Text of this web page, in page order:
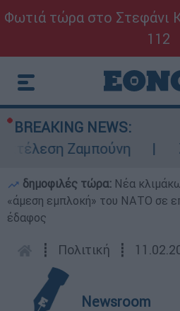
Φωτιά τώρα στο Στεφάνι
112
BREAKING NEWS:
Ζαμπούνη
δημοφιλές τώρα: Νέα
«άμεση εμπλοκή» του ΝΑΤΟ σε
έδαφος
┋ Πολιτική ┋
Newsroom